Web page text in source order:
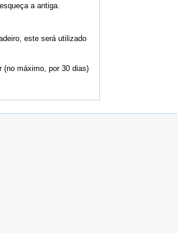
a antiga.
este será utilizado
(no máximo, por 30 dias)